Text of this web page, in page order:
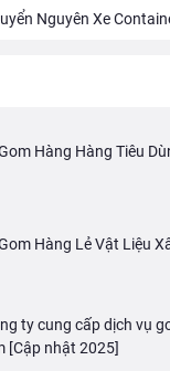
Nguyên Xe
Hàng Hàng Tiêu
Hàng Lẻ Vật Liệu
ty cung cấp dịch vụ
[Cập nhật 2025]